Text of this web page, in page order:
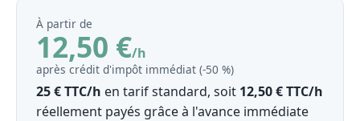
À partir de
12,50 €/h
après crédit d'impôt immédiat (‑50 %)
25 € TTC/h en tarif standard, soit 12,50 € TTC/h
réellement payés grâce à l'avance immédiate